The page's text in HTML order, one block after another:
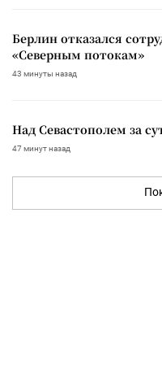
Берлин отказался
«Северным потокам»
43 минуты назад
Над Севастополем за
47 минут назад